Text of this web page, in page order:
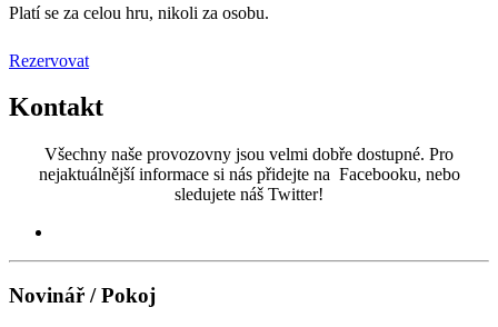
Platí se za celou hru, nikoli za osobu.
Rezervovat
Kontakt
Všechny naše provozovny jsou velmi dobře dostupné. Pro
nejaktuálnější informace si nás přidejte na Facebooku, nebo
sledujete náš Twitter!
Novinář / Pokoj